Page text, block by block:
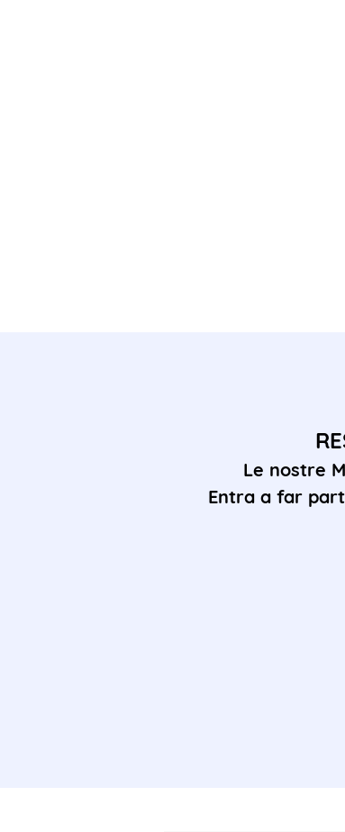
Le nostre
Entra a far